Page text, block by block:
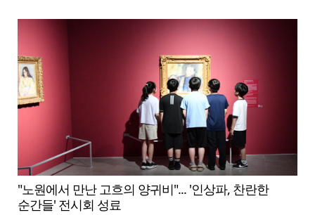
"노원에서 만난 고흐의 양귀비"... '인상파, 찬란한
순간들' 전시회 성료